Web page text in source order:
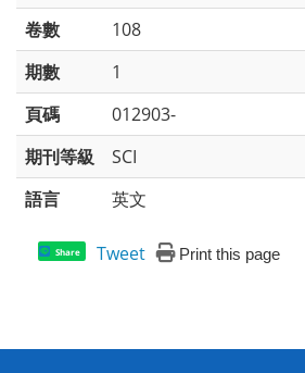
卷數
108
期數
1
頁碼
012903-
期刊等級
SCI
語言
英文
Share Tweet Print this page